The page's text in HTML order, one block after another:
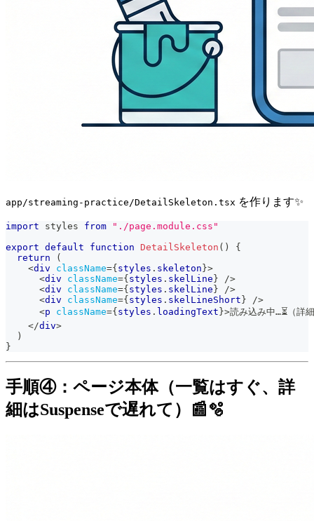
app/streaming-practice/DetailSkeleton.tsx を作ります✨
import styles from
"./page.module.css"
export default function DetailSkeleton ( )
{
return
(
<div className={styles . skeleton}>
<div className={styles . skelLine}
/>
<div className={styles . skelLine}
/>
<div className={styles . skelLineShort}
/>
<p className={styles . loadingText}>読み込み中…⏳（詳
</div>
)
}
手順④：ページ本体（一覧はすぐ、詳
細はSuspenseで遅れて）📰🫧